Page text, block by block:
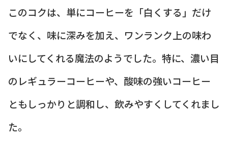
このコクは、単にコーヒーを「白くする」だけ
でなく、味に深みを加え、ワンランク上の味わ
いにしてくれる魔法のようでした。特に、濃い目
のレギュラーコーヒーや、酸味の強いコーヒー
ともしっかりと調和し、飲みやすくしてくれまし
た。